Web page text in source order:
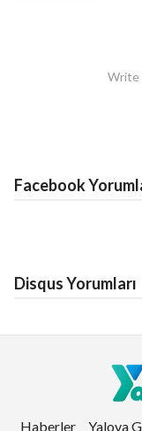
Write
Facebook
Disqus Yorumları
Haberler Yalova